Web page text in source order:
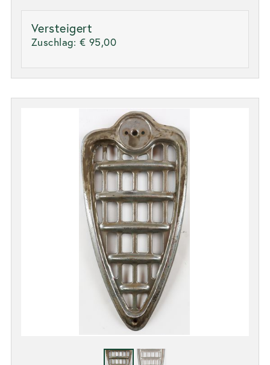
Versteigert
Zuschlag: € 95,00